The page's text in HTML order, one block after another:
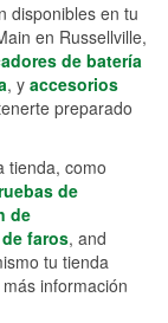
disponibles en tu
en Russellville,
de batería
, y accesorios
preparado
tienda, como
de
de
faros, and
tu tienda
información